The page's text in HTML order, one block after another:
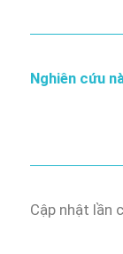
Nghiên cứu
Cập nhật lần